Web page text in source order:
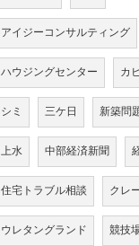
アイジーコンサルティング
ハウジングセンター カ
シミ 三ケ日 新築問
上水 中部経済新聞
住宅トラブル相談 クレ
ウレタングランド 競技